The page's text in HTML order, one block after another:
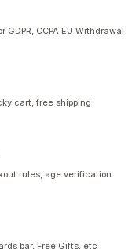
CCPA EU Withdrawal
cart, free shipping
rules, age verification
bar, Free Gifts, etc